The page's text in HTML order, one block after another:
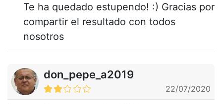
Te ha quedado estupendo! :) Gracias por
compartir el resultado con todos
nosotros
don_pepe_a2019
22/07/2020